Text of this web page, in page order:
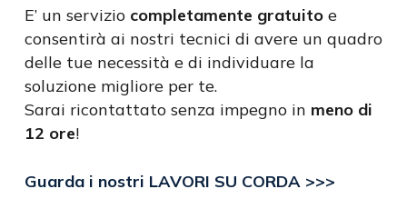
E’ un servizio completamente gratuitoe
consentirà ai nostri tecnici di avere un quadro
delle tue necessità e di individuare la
soluzione migliore per te.
Sarai ricontattato senza impegno in meno di
12 ore!
Guarda i nostri LAVORI SU CORDA >>>